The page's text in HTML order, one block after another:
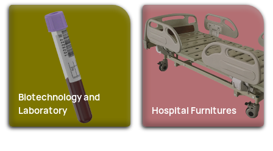
Biotechnology and
Laboratory
Hospital Furnitures